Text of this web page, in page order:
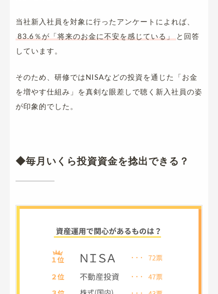
当社新入社員を対象に行ったアンケートによれば、
83.6％が「将来のお金に不安を感じている」
と回答
しています。
そのため、研修ではNISAなどの投資を通じた「お金
を増やす仕組み」を真剣な眼差しで聴く新入社員の姿
が印象的でした。
◆毎月いくら投資資金を捻出できる？